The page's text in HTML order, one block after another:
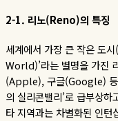
2-1. 리노(Reno)의 특징
세계에서 가장 큰 작은 도시
World)’라는 별명을 가진
(Apple),구글(Google)
의 실리콘밸리’로 급부상하
타 지역과는 차별화된 인턴